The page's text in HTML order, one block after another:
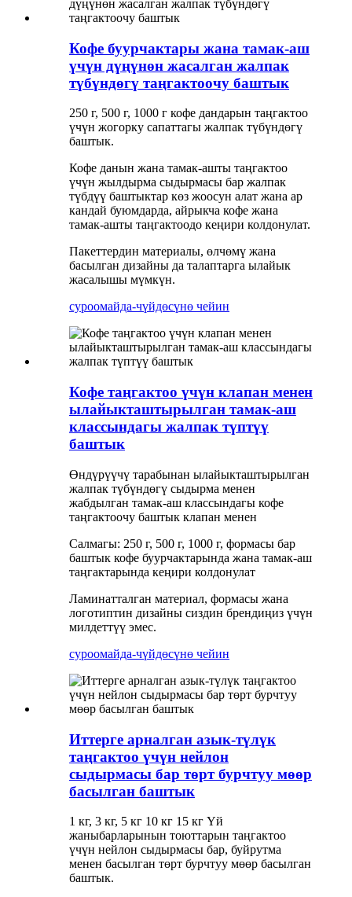
Кофе буурчактары жана тамак-аш
үчүн дүңүнөн жасалган жалпак
түбүндөгү таңгактоочу баштык
250 г, 500 г, 1000 г кофе дандарын таңгактоо
үчүн жогорку сапаттагы жалпак түбүндөгү
баштык.
Кофе данын жана тамак-ашты таңгактоо
үчүн жылдырма сыдырмасы бар жалпак
түбдүү баштыктар көз жоосун алат жана ар
кандай буюмдарда, айрыкча кофе жана
тамак-ашты таңгактоодо кеңири колдонулат.
Пакеттердин материалы, өлчөмү жана
басылган дизайны да талаптарга ылайык
жасалышы мүмкүн.
суроомайда-чүйдөсүнө чейин
Кофе таңгактоо үчүн клапан менен
ылайыкташтырылган тамак-аш
классындагы жалпак түптүү
баштык
Өндүрүүчү тарабынан ылайыкташтырылган
жалпак түбүндөгү сыдырма менен
жабдылган тамак-аш классындагы кофе
таңгактоочу баштык клапан менен
Салмагы: 250 г, 500 г, 1000 г, формасы бар
баштык кофе буурчактарында жана тамак-аш
таңгактарында кеңири колдонулат
Ламинатталган материал, формасы жана
логотиптин дизайны сиздин брендиңиз үчүн
милдеттүү эмес.
суроомайда-чүйдөсүнө чейин
Иттерге арналган азык-түлүк
таңгактоо үчүн нейлон
сыдырмасы бар төрт бурчтуу мөөр
басылган баштык
1 кг, 3 кг, 5 кг 10 кг 15 кг Үй
жаныбарларынын тоюттарын таңгактоо
үчүн нейлон сыдырмасы бар, буйрутма
менен басылган төрт бурчтуу мөөр басылган
баштык.